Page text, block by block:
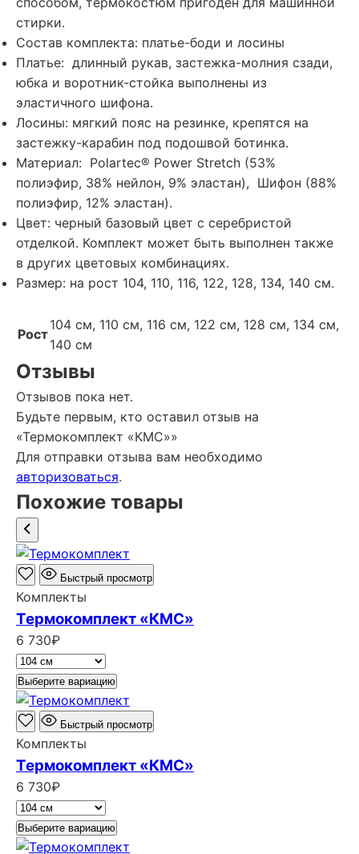
стирки.
Состав комплекта: платье-боди и лосины
Платье: длинный рукав, застежка-молния сзади,
юбка и воротник-стойка выполнены из
эластичного шифона.
Лосины: мягкий пояс на резинке, крепятся на
застежку-карабин под подошвой ботинка.
Материал: Polartec® Power Stretch (53%
полиэфир, 38% нейлон, 9% эластан), Шифон (88%
полиэфир, 12% эластан).
Цвет: черный базовый цвет с серебристой
отделкой. Комплект может быть выполнен также
в других цветовых комбинациях.
Размер: на рост 104, 110, 116, 122, 128, 134, 140 см.
Рост
104 см, 110 см, 116 см, 122 см, 128 см, 134 см,
140 см
Отзывы
Отзывов пока нет.
Будьте первым, кто оставил отзыв на
«Термокомплект «КМС»»
Для отправки отзыва вам необходимо
авторизоваться.
Похожие товары
Быстрый просмотр
Комплекты
Термокомплект «КМС»
6 730₽
Выберите вариацию
Быстрый просмотр
Комплекты
Термокомплект «КМС»
6 730₽
Выберите вариацию